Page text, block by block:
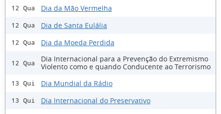
12 Qua Dia da Mão Vermelha
12 Qua Dia de Santa Eulália
12 Qua Dia da Moeda Perdida
12 Qua
Dia Internacional para a Prevenção do Extremismo
Violento como e quando Conducente ao Terrorismo
13 Qui Dia Mundial da Rádio
13 Qui
Dia Internacional do Preservativo